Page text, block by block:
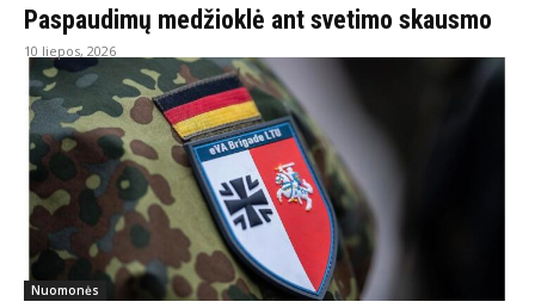
Paspaudimų medžioklė ant svetimo skausmo
10 liepos, 2026
Nuomonės